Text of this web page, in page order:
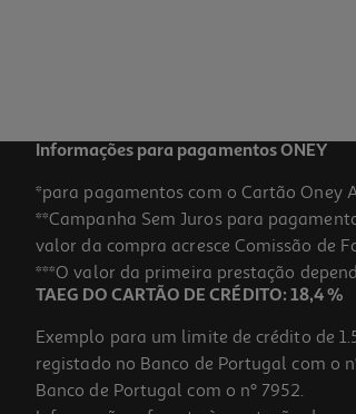
Informações para pagamentos ONEY
*para pagamentos com o Cartão Oney
**Campanha Sem Juros para
valor da compra acresce Comissão de
***O valor da primeira prestação
TAEG DO CARTÃO DE CRÉDITO: 18,4 %
Exemplo para um limite de crédito de
registado no Banco de Portugal com o
Banco de Portugal com o nº 7952.